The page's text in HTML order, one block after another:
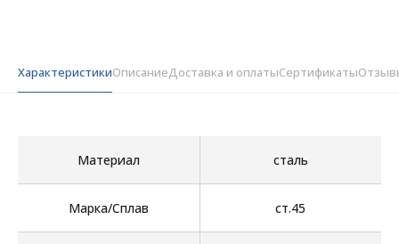
ХарактеристикиОписаниеДоставка и оплатыСертификаты
Материал сталь
Марка/Сплав ст.45